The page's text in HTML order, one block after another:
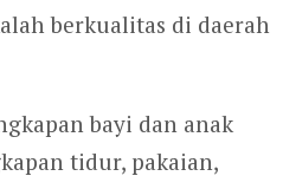
berkualitas di daerah
bayi dan anak
tidur, pakaian,